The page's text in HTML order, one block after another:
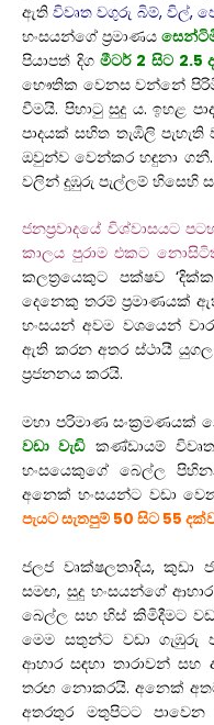
ඇති විවෘත වගුරු බිම්,
හංසයන්ගේ ප්‍රමාණය
පියාපත් දිග මීටර් 2 සිට 2.5
භෞතික වෙනස වන්නේ
වීමයි. පිහාටු සුදු ය. ඉහළ
පාදයක් සහිත තැඹිලි
ඔවුන්ව වෙන්කර හඳුනා
වලින් දුඹුරු පැල්ලම් හිසෙහි
ජනප්‍රවාදයේ විශ්වාසයට
කාලය පුරාම එකට
කලත්‍රයෙකුට පක්ෂව
දෙනෙකු තරම් ප්‍රමාණයක්
හංසයන් අවම වශයෙන්
ඇති කරන අතර ස්ථායී යුගල
ප්‍රජනනය කරයි.
මහා පරිමාණ සංක්‍රමණයක්
වඩා වැඩි කණ්ඩායම්
හංසයෙකුගේ බෙල්ල
අනෙක් හංසයන්ට වඩා
පැයට සැතපුම් 50 සිට 55
ජලජ වෘක්ෂලතාදිය, කුඩා
සමඟ, සුදු හංසයන්ගේ
බෙල්ල සහ හිස් කිමිදීමට
මෙම සතුන්ට වඩා ගැඹුරු
ආහාර සඳහා තාරාවන්
තරඟ නොකරයි. අනෙක්
අතරතුර මතුපිටට